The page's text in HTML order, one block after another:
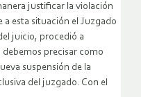
justificar la violación
esta situación el Juzgado
juicio, procedió a
precisar como
suspensión de la
del juzgado. Con el